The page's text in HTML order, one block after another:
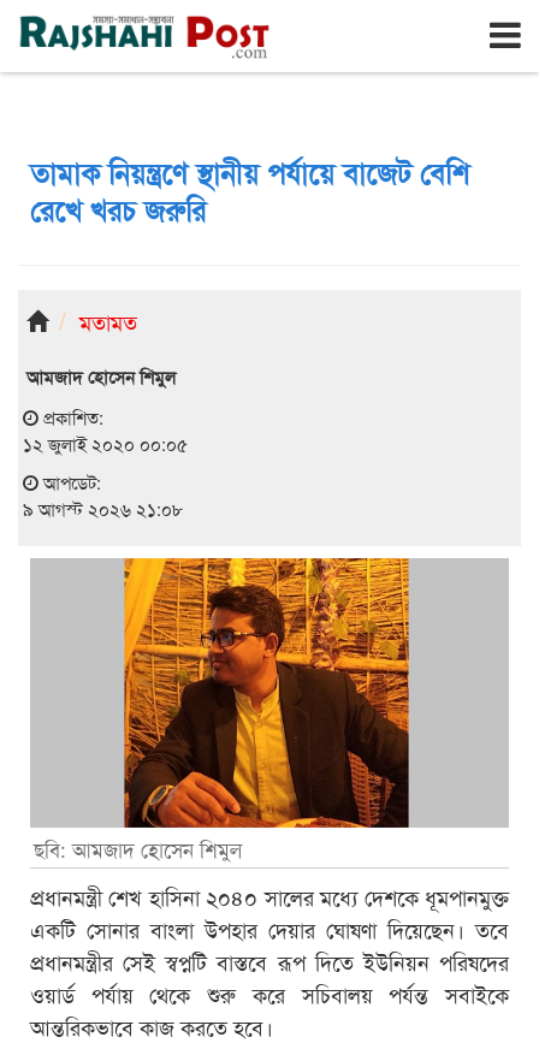
রাজশাহী রবিবার, ৯ই আগস্ট ২০২৬, ২৬শে শ্রাবণ ১৪৩৩
তামাক নিয়ন্ত্রণে স্থানীয় পর্যায়ে বাজেট বেশি
রেখে খরচ জরুরি
মতামত
আমজাদ হোসেন শিমুল
প্রকাশিত:
১২ জুলাই ২০২০ ০০:০৫
আপডেট:
৯ আগস্ট ২০২৬ ২১:০৮
ছবি: আমজাদ হোসেন শিমুল
প্রধানমন্ত্রী শেখ হাসিনা ২০৪০ সালের মধ্যে দেশকে ধূমপানমুক্ত
একটি সোনার বাংলা উপহার দেয়ার ঘোষণা দিয়েছেন। তবে
প্রধানমন্ত্রীর সেই স্বপ্নটি বাস্তবে রূপ দিতে ইউনিয়ন পরিষদের
ওয়ার্ড পর্যায় থেকে শুরু করে সচিবালয় পর্যন্ত সবাইকে
আন্তরিকভাবে কাজ করতে হবে।